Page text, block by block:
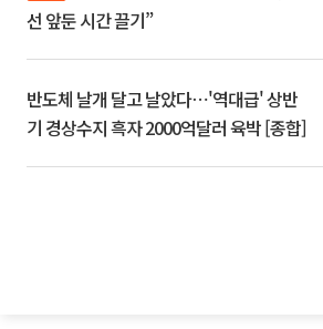
선 앞둔 시간 끌기”
반도체 날개 달고 날았다⋯'역대급' 상반
기 경상수지 흑자 2000억달러 육박 [종합]